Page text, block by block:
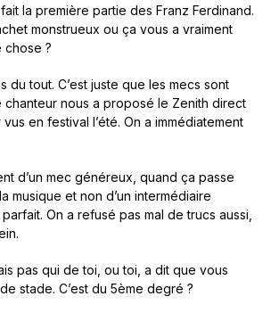
la première partie des Franz Ferdinand.
monstrueux ou ça vous a vraiment
chose ?
du tout. C’est juste que les mecs sont
chanteur nous a proposé le Zenith direct
en festival l’été. On a immédiatement
d’un mec généreux, quand ça passe
musique et non d’un intermédiaire
On a refusé pas mal de trucs aussi,
pas qui de toi, ou toi, a dit que vous
stade. C’est du 5ème degré ?